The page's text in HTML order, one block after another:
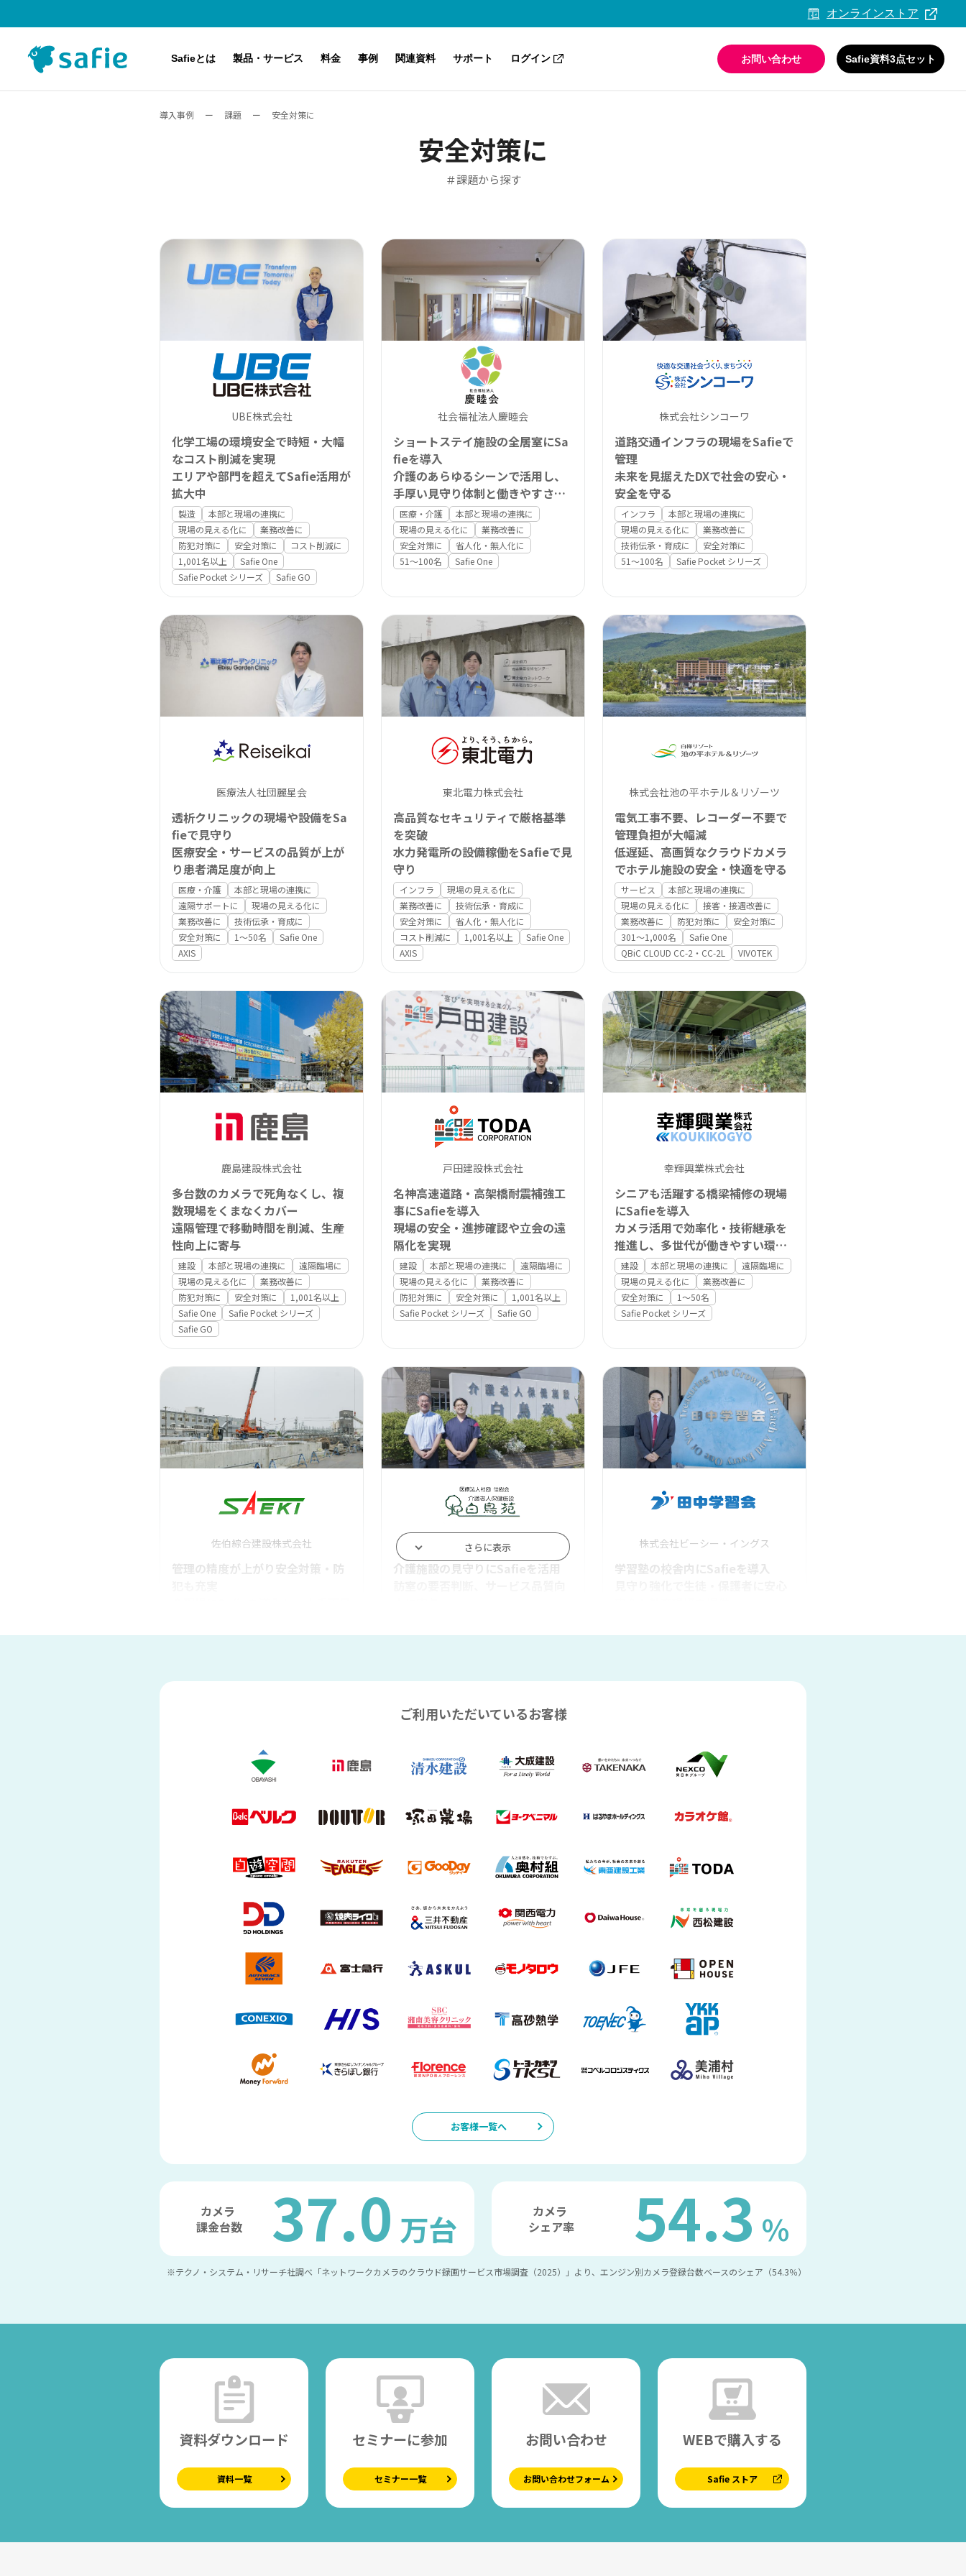
オンラインストア
Safieとは 製品・サービス
Safie Trail Station
Safie AI Studio
Safie Developers
料金 事例 関連資料 サポート ログイン お問い合わせ Safie資料3点セット
導入事例 ー 課題 ー 安全対策に
安全対策に
＃課題から探す
UBE株式会社
化学工場の環境安全で時短・大幅
なコスト削減を実現
エリアや部門を超えてSafie活用が
拡大中
製造
本部と現場の連携に
現場の見える化に
業務改善に
防犯対策に
安全対策に
コスト削減に
1,001名以上
Safie One
Safie Pocket シリーズ
Safie GO
社会福祉法人慶睦会
ショートステイ施設の全居室にSa
fieを導入
介護のあらゆるシーンで活用し、
手厚い見守り体制と働きやすさを
両立
医療・介護
本部と現場の連携に
現場の見える化に
業務改善に
安全対策に
省人化・無人化に
51〜100名
Safie One
株式会社シンコーワ
道路交通インフラの現場をSafieで
管理
未来を見据えたDXで社会の安心・
安全を守る
インフラ
本部と現場の連携に
現場の見える化に
業務改善に
技術伝承・育成に
安全対策に
51〜100名
Safie Pocket シリーズ
医療法人社団麗星会
透析クリニックの現場や設備をSa
fieで見守り
医療安全・サービスの品質が上が
り患者満足度が向上
医療・介護
本部と現場の連携に
遠隔サポートに
現場の見える化に
業務改善に
技術伝承・育成に
安全対策に
1〜50名
Safie One
AXIS
東北電力株式会社
高品質なセキュリティで厳格基準
を突破
水力発電所の設備稼働をSafieで見
守り
インフラ
現場の見える化に
業務改善に
技術伝承・育成に
安全対策に
省人化・無人化に
コスト削減に
1,001名以上
Safie One
AXIS
株式会社池の平ホテル＆リゾーツ
電気工事不要、レコーダー不要で
管理負担が大幅減
低遅延、高画質なクラウドカメラ
でホテル施設の安全・快適を守る
サービス
本部と現場の連携に
現場の見える化に
接客・接遇改善に
業務改善に
防犯対策に
安全対策に
301〜1,000名
Safie One
QBiC CLOUD CC-2・CC-2L
VIVOTEK
鹿島建設株式会社
多台数のカメラで死角なくし、複
数現場をくまなくカバー
遠隔管理で移動時間を削減、生産
性向上に寄与
建設 本部と現場の連携に
遠隔臨場に
現場の見える化に
業務改善に
防犯対策に
安全対策に
1,001名以上
Safie One
Safie Pocket シリーズ
Safie GO
戸田建設株式会社
名神高速道路・高架橋耐震補強工
事にSafieを導入
現場の安全・進捗確認や立会の遠
隔化を実現
建設 本部と現場の連携に
遠隔臨場に
現場の見える化に
業務改善に
防犯対策に
安全対策に
1,001名以上
Safie Pocket シリーズ
Safie GO
幸輝興業株式会社
シニアも活躍する橋梁補修の現場
にSafieを導入
カメラ活用で効率化・技術継承を
推進し、多世代が働きやすい環境
を実現
建設 本部と現場の連携に
遠隔臨場に
現場の見える化に
業務改善に
安全対策に
1〜50名
Safie Pocket シリーズ
佐伯綜合建設株式会社
管理の精度が上がり安全対策・防
医療法人社団佳樹会
介護施設の見守りにSafieを活用
接客・接遇改善に
業務改善に
株式会社ビーシー・イングス
学習塾の校舎内にSafieを導入
現場の見える化に
接客・接遇改善に
さらに表示
ご利用いただいているお客様
お客様一覧へ
カメラ
課金台数
37.0 万台
カメラ
シェア率
54.3 %
※テクノ・システム・リサーチ社調べ「ネットワークカメラのクラウド録画サービス市場調査（2025）」より、エンジン別カメラ登録台数ベースのシェア（54.3％）
資料ダウンロード
資料一覧
セミナーに参加
セミナー一覧
お問い合わせ
お問い合わせフォーム
WEBで購入する
Safie ストア